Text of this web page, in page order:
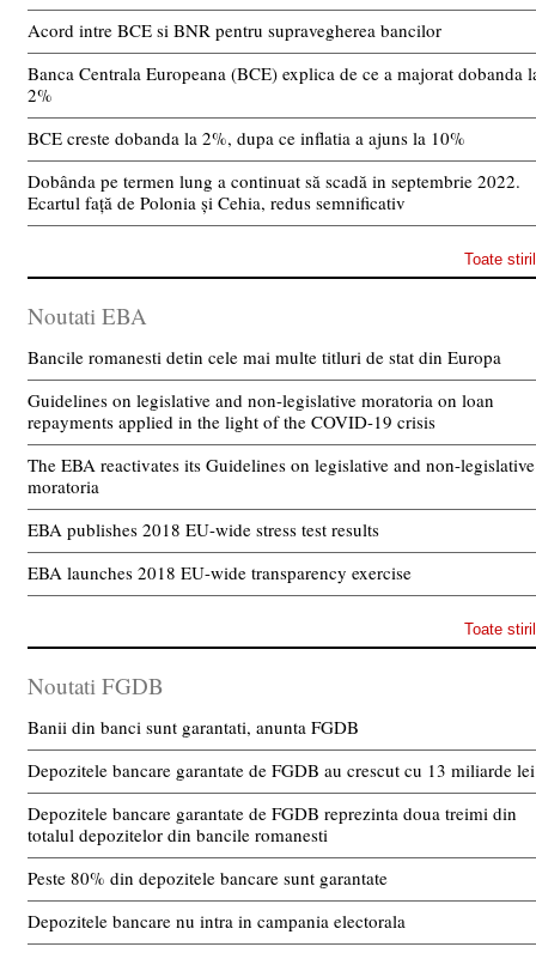
Acord intre BCE si BNR pentru supravegherea bancilor
Banca Centrala Europeana (BCE) explica de ce a majorat dobanda
2%
BCE creste dobanda la 2%, dupa ce inflatia a ajuns la 10%
Dobânda pe termen lung a continuat să scadă in septembrie 2022.
Ecartul față de Polonia și Cehia, redus semnificativ
Toate
Noutati EBA
Bancile romanesti detin cele mai multe titluri de stat din Europa
Guidelines on legislative and non-legislative moratoria on loan
repayments applied in the light of the COVID-19 crisis
The EBA reactivates its Guidelines on legislative and non-legislative
moratoria
EBA publishes 2018 EU-wide stress test results
EBA launches 2018 EU-wide transparency exercise
Toate
Noutati FGDB
Banii din banci sunt garantati, anunta FGDB
Depozitele bancare garantate de FGDB au crescut cu 13 miliarde lei
Depozitele bancare garantate de FGDB reprezinta doua treimi din
totalul depozitelor din bancile romanesti
Peste 80% din depozitele bancare sunt garantate
Depozitele bancare nu intra in campania electorala